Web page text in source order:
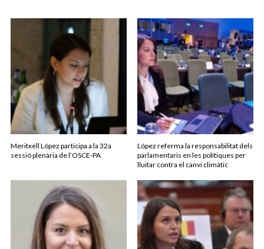
Meritxell López participa a la 32a
sessió plenària de l’OSCE-PA
López referma la responsabilitat dels
parlamentaris en les polítiques per
lluitar contra el canvi climàtic